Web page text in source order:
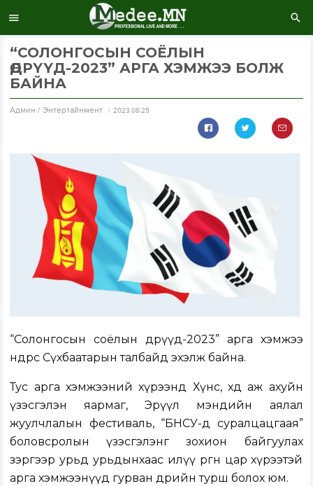
“СОЛОНГОСЫН СОЁЛЫН
ӨДРҮҮД-2023” АРГА ХЭМЖЭЭ БОЛЖ
БАЙНА
Aдмин / Энтертайнмент 2023.08.25
“Солонгосын соёлын өдрүүд-2023” арга хэмжээ
өнөөдрөөс Сүхбаатарын талбайд эхэлж байна.
Тус арга хэмжээний хүрээнд Хүнс, хөдөө аж ахуйн
үзэсгэлэн яармаг, Эрүүл мэндийн аялал
жуулчлалын фестиваль, “БНСУ-д суралцацгаая”
боловсролын үзэсгэлэнг зохион байгуулах
зэргээр урьд урьдынхаас илүү өргөн цар хүрээтэй
арга хэмжээнүүд гурван өдрийн турш болох юм.